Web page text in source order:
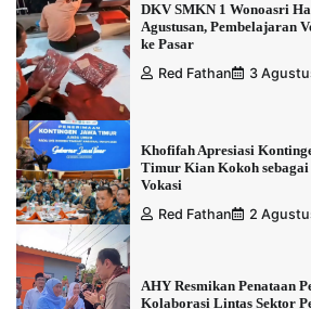
DKV SMKN 1 Wonoasri
Agustusan, Pembelajaran
ke Pasar
Red Fathan
3
Khofifah Apresiasi
Timur Kian Kokoh
Vokasi
Red Fathan
2
AHY Resmikan Penataan
Kolaborasi Lintas Sektor